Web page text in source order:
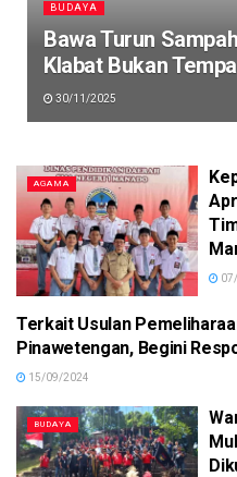
BUDAYA
Bawa Turun
Klabat Bukan
30/11/2025
AGAMA
BUDAYA
Terkait Usulan
Pinawetengan, Begini
15/09/2024
BUDAYA